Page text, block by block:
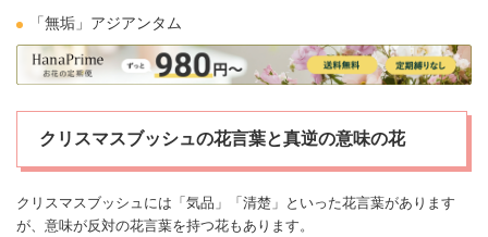
「無垢」アジアンタム
クリスマスブッシュの花言葉と真逆の意味の花
クリスマスブッシュには「気品」「清楚」といった花言葉があります
が、意味が反対の花言葉を持つ花もあります。